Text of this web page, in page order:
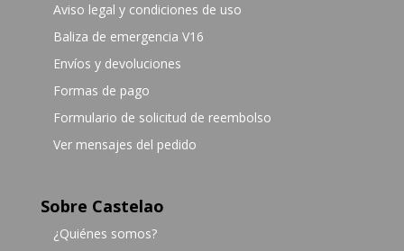
Aviso legal y condiciones de uso
Baliza de emergencia V16
Envíos y devoluciones
Formas de pago
Formulario de solicitud de reembolso
Ver mensajes del pedido
Sobre Castelao
¿Quiénes somos?